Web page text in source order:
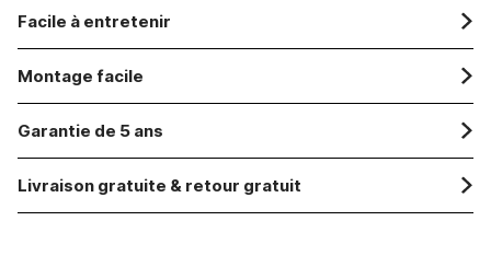
Facile à entretenir
Montage facile
Garantie de 5 ans
Livraison gratuite & retour gratuit